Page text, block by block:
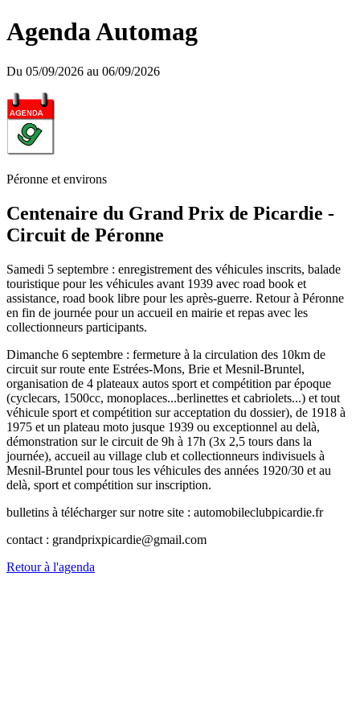
Agenda Automag
Du 05/09/2026 au 06/09/2026
Péronne et environs
Centenaire du Grand Prix de Picardie -
Circuit de Péronne
Samedi 5 septembre : enregistrement des véhicules inscrits, balade
touristique pour les véhicules avant 1939 avec road book et
assistance, road book libre pour les après-guerre. Retour à Péronne
en fin de journée pour un accueil en mairie et repas avec les
collectionneurs participants.
Dimanche 6 septembre : fermeture à la circulation des 10km de
circuit sur route ente Estrées-Mons, Brie et Mesnil-Bruntel,
organisation de 4 plateaux autos sport et compétition par époque
(cyclecars, 1500cc, monoplaces...berlinettes et cabriolets...) et tout
véhicule sport et compétition sur acceptation du dossier), de 1918 à
1975 et un plateau moto jusque 1939 ou exceptionnel au delà,
démonstration sur le circuit de 9h à 17h (3x 2,5 tours dans la
journée), accueil au village club et collectionneurs indivisuels à
Mesnil-Bruntel pour tous les véhicules des années 1920/30 et au
delà, sport et compétition sur inscription.
bulletins à télécharger sur notre site : automobileclubpicardie.fr
contact : grandprixpicardie@gmail.com
Retour à l'agenda